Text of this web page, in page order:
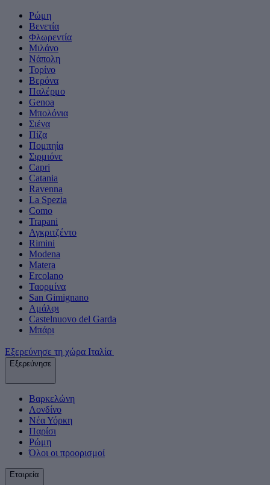
Ρώμη
Βενετία
Φλωρεντία
Μιλάνο
Νάπολη
Τορίνο
Βερόνα
Παλέρμο
Genoa
Μπολόνια
Σιένα
Πίζα
Πομπηία
Σιρμιόνε
Capri
Catania
Ravenna
La Spezia
Como
Trapani
Αγκριτζέντο
Rimini
Modena
Matera
Ercolano
Ταορμίνα
San Gimignano
Αμάλφι
Castelnuovo del Garda
Μπάρι
Εξερεύνησε τη χώρα Ιταλία
Εξερεύνησε
Βαρκελώνη
Λονδίνο
Νέα Υόρκη
Παρίσι
Ρώμη
Όλοι οι προορισμοί
Εταιρεία